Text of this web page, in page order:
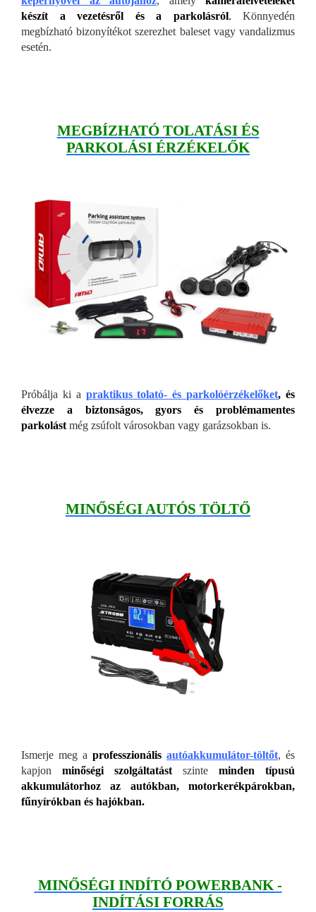
készít a vezetésről és a parkolásról. Könnyedén
megbízható bizonyítékot szerezhet baleset vagy vandalizmus
esetén.
MEGBÍZHATÓ TOLATÁSI ÉS
PARKOLÁSI ÉRZÉKELŐK
Próbálja ki a praktikus tolató- és parkolóérzékelőket,és
élvezze a biztonságos, gyors és problémamentes
parkolást még zsúfolt városokban vagy garázsokban is.
MINŐSÉGI AUTÓS TÖLTŐ
Ismerje meg a professzionális autóakkumulátor-töltőt, és
kapjon minőségi szolgáltatást szinte minden típusú
akkumulátorhoz az autókban, motorkerékpárokban,
fűnyírókban és hajókban.
MINŐSÉGI INDÍTÓ POWERBANK -
INDÍTÁSI FORRÁS